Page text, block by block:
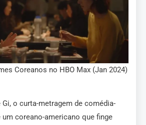
Coreanos no HBO Max (Jan 2024)
o curta-metragem de comédia-
um coreano-americano que finge